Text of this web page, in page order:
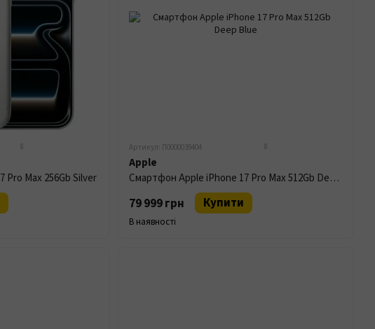
8
Max 256Gb Silver
Артикул: П0000039404 8
Apple
Смартфон Apple iPhone 17 Pro Max 512Gb Deep Blue
79 999 грн Купити
В наявності